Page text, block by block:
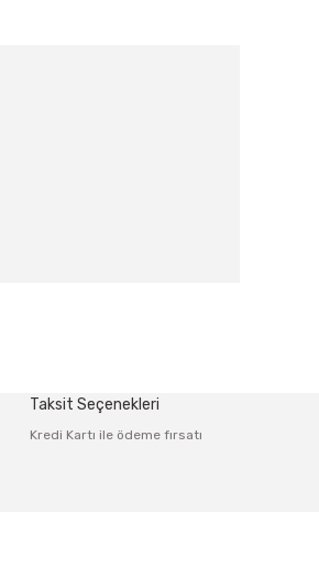
Taksit Seçenekleri
Kredi Kartı ile ödeme fırsatı